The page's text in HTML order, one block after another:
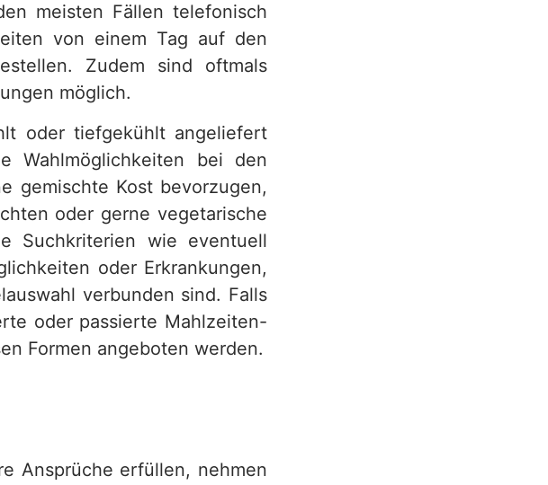
meisten Fällen telefonisch
von einem Tag auf den
Zudem sind oftmals
möglich.
oder tiefgekühlt angeliefert
Wahlmöglichkeiten bei den
gemischte Kost bevorzugen,
oder gerne vegetarische
Suchkriterien wie eventuell
oder Erkrankungen,
verbunden sind. Falls
oder passierte Mahlzeiten-
Formen angeboten werden.
Ansprüche erfüllen, nehmen